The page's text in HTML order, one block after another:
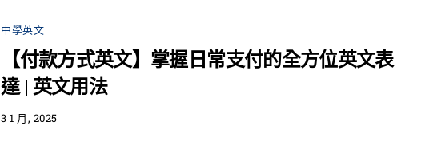
中學英文
【付款方式英文】掌握日常支付的全方位英文表
達 | 英文用法
3 1 月, 2025